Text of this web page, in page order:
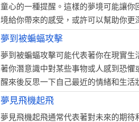
童心的一種提醒。這樣的夢境可能讓
境給你帶來的感受，或許可以幫助你更
夢到被蝙蝠攻擊
夢到被蝙蝠攻擊可能代表著你在現實
著你潛意識中對某些事物或人感到恐
醒來後反思一下自己最近的情緒和生
夢見飛機起飛
夢見飛機起飛通常代表著對未來的期